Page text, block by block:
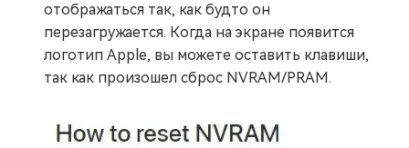
отображаться так, как будто он
перезагружается. Когда на экране появится
логотип Apple, вы можете оставить клавиши,
так как произошел сброс NVRAM/PRAM.